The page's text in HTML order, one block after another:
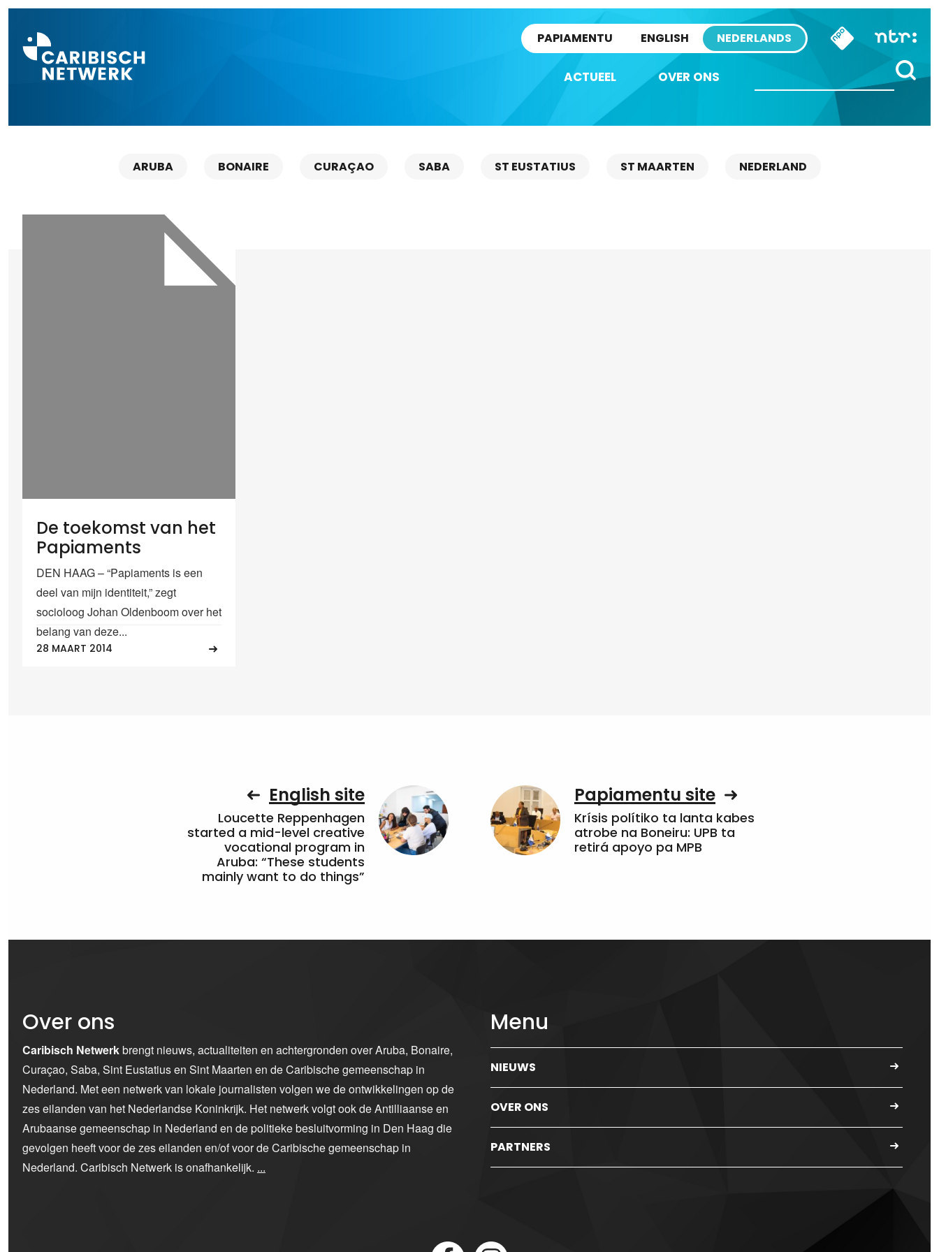
PAPIAMENTU ENGLISH NEDERLANDS
ACTUEEL OVER ONS
ARUBA BONAIRE CURAÇAO SABA ST EUSTATIUS ST MAARTEN NEDERLAND
De toekomst van het
Papiaments
DEN HAAG – “Papiaments is een
deel van mijn identiteit,” zegt
socioloog Johan Oldenboom over het
belang van deze...
28 MAART 2014
English site
Loucette Reppenhagen
started a mid-level creative
vocational program in
Aruba: “These students
mainly want to do things”
Papiamentu site
Krísis polítiko ta lanta kabes
atrobe na Boneiru: UPB ta
retirá apoyo pa MPB
Over ons
Caribisch Netwerkbrengt nieuws, actualiteiten en achtergronden over Aruba, Bonaire,
Curaçao, Saba, Sint Eustatius en Sint Maarten en de Caribische gemeenschap in
Nederland. Met een netwerk van lokale journalisten volgen we de ontwikkelingen op de
zes eilanden van het Nederlandse Koninkrijk. Het netwerk volgt ook de Antilliaanse en
Arubaanse gemeenschap in Nederland en de politieke besluitvorming in Den Haag die
gevolgen heeft voor de zes eilanden en/of voor de Caribische gemeenschap in
Nederland. Caribisch Netwerk is onafhankelijk. ...
Menu
NIEUWS
OVER ONS
PARTNERS